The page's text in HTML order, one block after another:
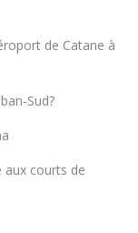
de Catane à
Sud?
aux courts de